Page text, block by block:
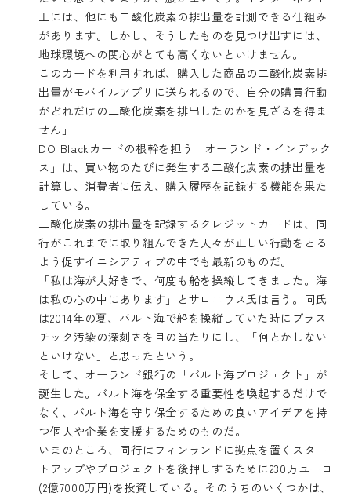
上には、他にも二酸化炭素の排出量を計測できる仕組み
があります。しかし、そうしたものを見つけ出すには、
地球環境への関心がとても高くないといけません。
このカードを利用すれば、購入した商品の二酸化炭素排
出量がモバイルアプリに送られるので、自分の購買行動
がどれだけの二酸化炭素を排出したのかを見ざるを得ま
せん」
DO Blackカードの根幹を担う「オーランド・インデック
ス」は、買い物のたびに発生する二酸化炭素の排出量を
計算し、消費者に伝え、購入履歴を記録する機能を果た
している。
二酸化炭素の排出量を記録するクレジットカードは、同
行がこれまでに取り組んできた人々が正しい行動をとる
よう促すイニシアティブの中でも最新のものだ。
「私は海が大好きで、何度も船を操縦してきました。海
は私の心の中にあります」とサロニウス氏は言う。同氏
は2014年の夏、バルト海で船を操縦していた時にプラス
チック汚染の深刻さを目の当たりにし、「何とかしない
といけない」と思ったという。
そして、オーランド銀行の「バルト海プロジェクト」が
誕生した。バルト海を保全する重要性を喚起するだけで
なく、バルト海を守り保全するための良いアイデアを持
つ個人や企業を支援するためのものだ。
いまのところ、同行はフィンランドに拠点を置くスター
トアップやプロジェクトを後押しするために230万ユーロ
(2億7000万円)を投資している。そのうちのいくつかは、